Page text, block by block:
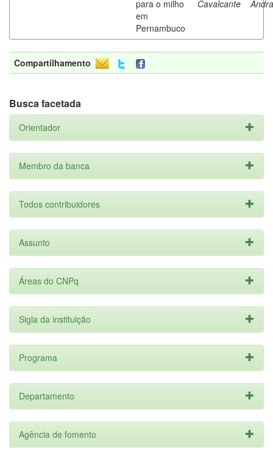
para o milho
em
Pernambuco
Cavalcante
Compartilhamento
Busca facetada
Orientador
Membro da banca
Todos contribuidores
Assunto
Áreas do CNPq
Sigla da instituição
Programa
Departamento
Agência de fomento